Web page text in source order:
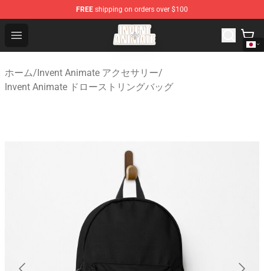
FREE shipping on orders over $100
Open menu
Invent Animate Shop - Official Invent Animate
ホーム/Invent Animate アクセサリー/
Invent Animate ドローストリングバッグ